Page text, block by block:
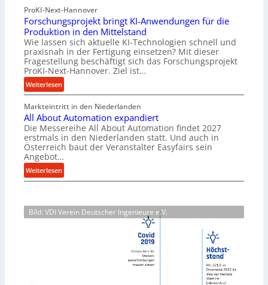
h
r
u
n
g
e
n
e
r
h
ö
h
e
n
d
i
P
e
t
e
r
i
a
l
v
e
r
o
r
g
u
n
g
n
t
ProKI-Next-Hannover
Forschungsprojekt bringt KI-Anwendungen für die
Produktion in den Mittelstand
Wie lassen sich aktuelle KI-Technologien schnell und
praxisnah in der Fertigung einsetzen? Mit dieser
Fragestellung beschäftigt sich das Forschungsprojekt
ProKI-Next-Hannover. Ziel ist…
Weiterlesen:
F
o
r
s
c
h
u
n
p
r
Markteintritt in den Niederlanden
All About Automation expandiert
Die Messereihe All About Automation findet 2027
erstmals in den Niederlanden statt. Und auch in
Österreich baut der Veranstalter Easyfairs sein
Angebot…
Weiterlesen:
A
l
A
Bild: VDI Verein Deutscher Ingenieure e.V.